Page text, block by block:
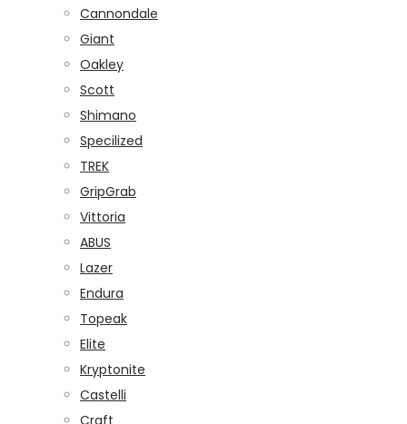
Cannondale
Giant
Oakley
Scott
Shimano
Specilized
TREK
GripGrab
Vittoria
ABUS
Lazer
Endura
Topeak
Elite
Kryptonite
Castelli
Craft